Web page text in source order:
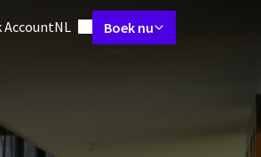
AccountIngestelde taal
NL Boek nu